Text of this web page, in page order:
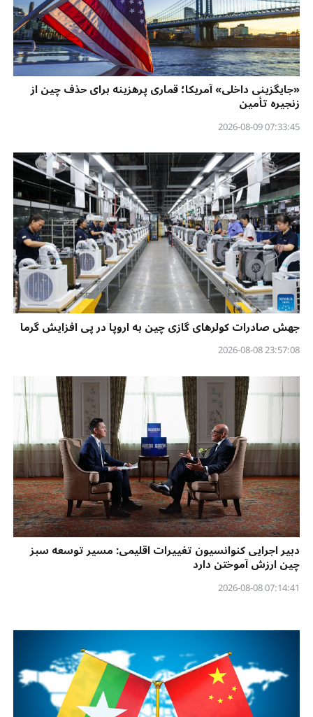
«جایگزینی داخلی» آمریکا؛ قماری پرهزینه برای حذف چین از
زنجیره تأمین
07:33:45 2026-08-09
جهش صادرات کولرهای گازی چین به اروپا در پی افزایش گرما
23:57:08 2026-08-08
دبیر اجرایی کنوانسیون تغییرات اقلیمی: مسیر توسعه سبز
چین ارزش آموختن دارد
07:14:41 2026-08-08